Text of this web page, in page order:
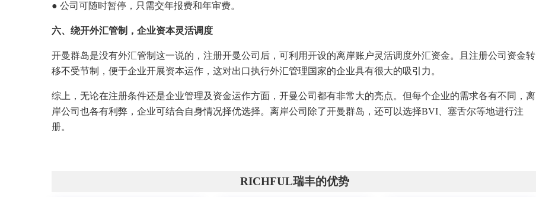
● 公司可随时暂停，只需交年报费和年审费。
六、绕开外汇管制，企业资本灵活调度
开曼群岛是没有外汇管制这一说的，注册开曼公司后，可利用开设的离岸账户灵活调度外汇资金。且注册公司资金转
移不受节制，便于企业开展资本运作，这对出口执行外汇管理国家的企业具有很大的吸引力。
综上，无论在注册条件还是企业管理及资金运作方面，开曼公司都有非常大的亮点。但每个企业的需求各有不同，离
岸公司也各有利弊，企业可结合自身情况择优选择。离岸公司除了开曼群岛，还可以选择BVI、塞舌尔等地进行注
册。
RICHFUL瑞丰的优势